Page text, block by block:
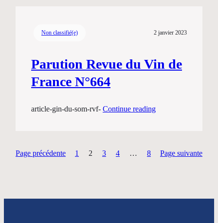
Non classifié(e) 2 janvier 2023
Parution Revue du Vin de
France N°664
article-gin-du-som-rvf- Continue reading
Page précédente 1 2 3 4 … 8 Page suivante